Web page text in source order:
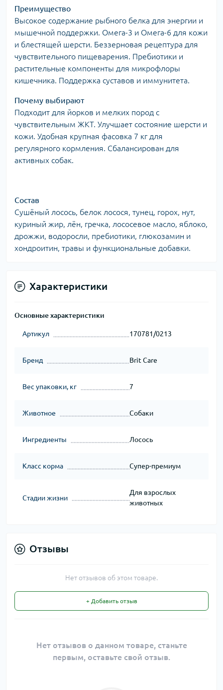
Преимущество
Высокое содержание рыбного белка для энергии и
мышечной поддержки. Омега-3 и Омега-6 для кожи
и блестящей шерсти. Беззерновая рецептура для
чувствительного пищеварения. Пребиотики и
растительные компоненты для микрофлоры
кишечника. Поддержка суставов и иммунитета.
Почему выбирают
Подходит для йорков и мелких пород с
чувствительным ЖКТ. Улучшает состояние шерсти и
кожи. Удобная крупная фасовка 7 кг для
регулярного кормления. Сбалансирован для
активных собак.
Состав
Сушёный лосось, белок лосося, тунец, горох, нут,
куриный жир, лён, гречка, лососевое масло, яблоко,
дрожжи, водоросли, пребиотики, глюкозамин и
хондроитин, травы и функциональные добавки.
Характеристики
Основные характеристики
Артикул 170781/0213
Бренд Brit Care
Вес упаковки, кг 7
Животное Собаки
Ингредиенты Лосось
Класс корма Супер-премиум
Стадии жизни
Для взрослых
животных
Отзывы
Нет отзывов об этом товаре.
+ Добавить отзыв
Нет отзывов о данном товаре, станьте
первым, оставьте свой отзыв.